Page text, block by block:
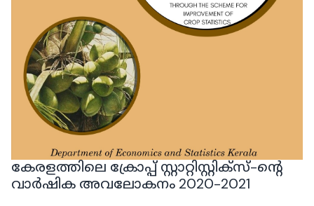
കേരളത്തിലെ ക്രോപ്പ് സ്റ്റാറ്റിസ്റ്റിക്‌സ്-ന്റെ
വാർഷിക അവലോകനം 2020-2021